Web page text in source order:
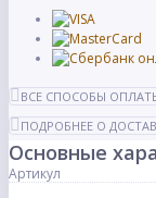
ВСЕ СПОСОБЫ
ПОДРОБНЕЕ О
Основные
Артикул